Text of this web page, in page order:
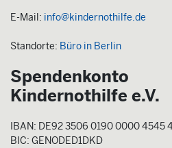
E-Mail: info@kindernothilfe.de
Standorte: Büro in Berlin
Spendenkonto
Kindernothilfe e.V.
IBAN: DE92 3506 0190 0000 4545
BIC: GENODED1DKD